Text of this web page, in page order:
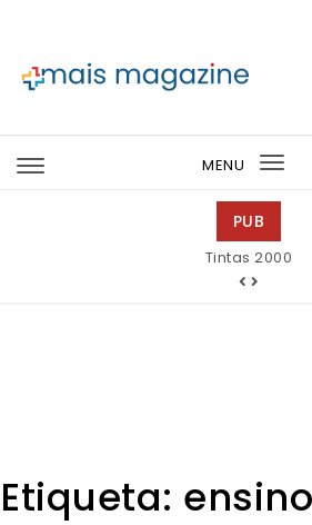
MENU
PUB
Tintas 2000
Etiqueta: